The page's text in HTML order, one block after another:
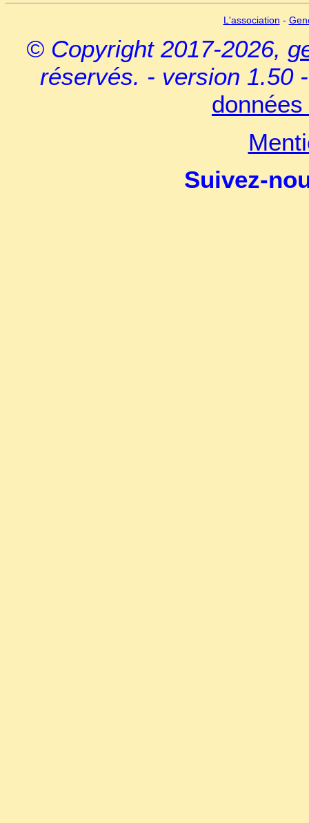
L'association -
© Copyright 2017-2026,
réservés. - version 1.50
Suivez-